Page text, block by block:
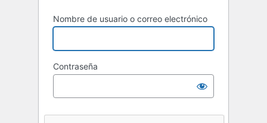
Nombre de usuario o correo electrónico
Contraseña